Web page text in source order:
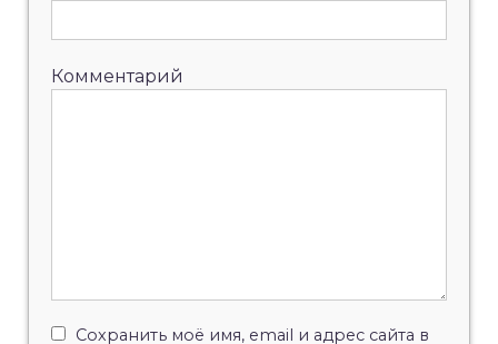
Комментарий
Сохранить моё имя, email и адрес сайта в